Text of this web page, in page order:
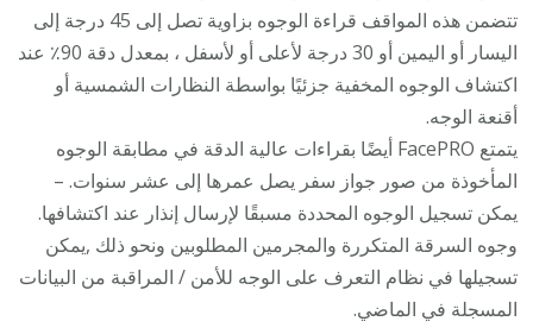
تتضمن هذه المواقف قراءة الوجوه بزاوية تصل إلى 45 درجة إلى
اليسار أو اليمين أو 30 درجة لأعلى أو لأسفل ، بمعدل دقة 90٪ عند
اكتشاف الوجوه المخفية جزئيًا بواسطة النظارات الشمسية أو
أقنعة الوجه.
يتمتع FacePRO أيضًا بقراءات عالية الدقة في مطابقة الوجوه
المأخوذة من صور جواز سفر يصل عمرها إلى عشر سنوات. –
يمكن تسجيل الوجوه المحددة مسبقًا لإرسال إنذار عند اكتشافها.
وجوه السرقة المتكررة والمجرمين المطلوبين ونحو ذلك ,يمكن
تسجيلها في نظام التعرف على الوجه للأمن / المراقبة من البيانات
المسجلة في الماضي.